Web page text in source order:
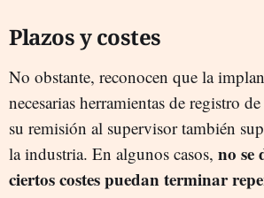
Plazos y costes
No obstante, reconocen que la
necesarias herramientas de registro
su remisión al supervisor también
la industria. En algunos casos, no se
ciertos costes puedan terminar